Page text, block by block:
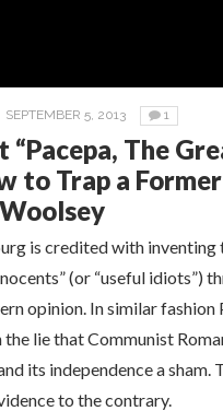
SEPTEMBER 5, 2013 1
The
to Trap a
is credited with inventing
(or “useful idiots”)
opinion. In similar fashion
lie that Communist
its independence a sham.
to the contrary.